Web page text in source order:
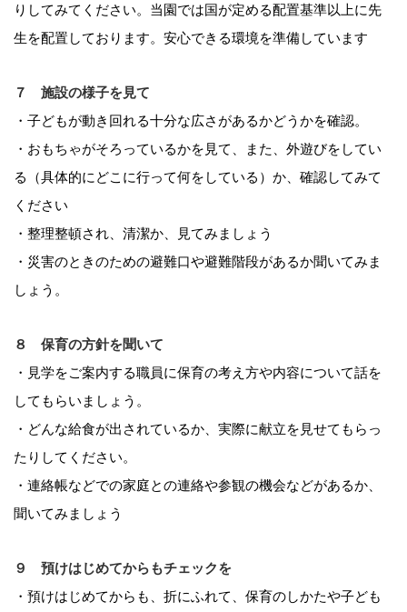
りしてみてください。 当園では国が定める配置基準以上に先
生を配置しております。安心できる環境を準備しています
７ 施設の様子を見て
・子どもが動き回れる十分な広さがあるかどうかを確認。
・おもちゃがそろっているかを見て、また、外遊びをしてい
る（具体的にどこに行って何をしている）か、確認してみて
ください
・整理整頓され、清潔か、見てみましょう
・災害のときのための避難口や避難階段があるか聞いてみま
しょう。
８ 保育の方針を聞いて
・見学をご案内する職員に保育の考え方や内容について話を
してもらいましょう。
・どんな給食が出されているか、実際に献立を見せてもらっ
たりしてください。
・連絡帳などでの家庭との連絡や参観の機会などがあるか、
聞いてみましょう
９ 預けはじめてからもチェックを
・預けはじめてからも、折にふれて、保育のしかたや子ども